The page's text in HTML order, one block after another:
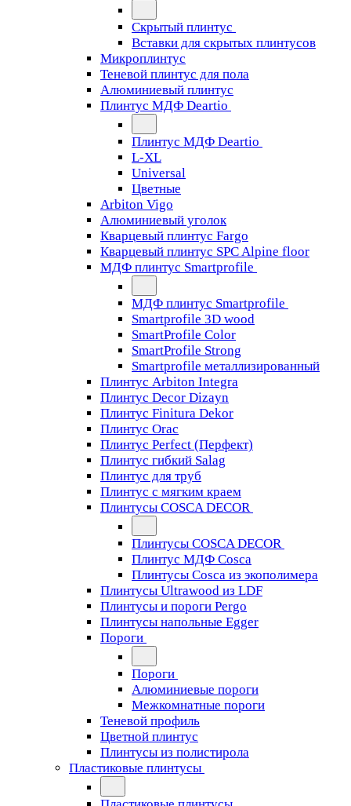
Скрытый плинтус
Вставки для скрытых плинтусов
Микроплинтус
Теневой плинтус для пола
Алюминиевый плинтус
Плинтус МДФ Deartio
Плинтус МДФ Deartio
L-XL
Universal
Цветные
Arbiton Vigo
Алюминиевый уголок
Кварцевый плинтус Fargo
Кварцевый плинтус SPC Alpine floor
МДФ плинтус Smartprofile
МДФ плинтус Smartprofile
Smartprofile 3D wood
SmartProfile Color
SmartProfile Strong
Smartprofile металлизированный
Плинтус Arbiton Integra
Плинтус Decor Dizayn
Плинтус Finitura Dekor
Плинтус Orac
Плинтус Perfect (Перфект)
Плинтус гибкий Salag
Плинтус для труб
Плинтус с мягким краем
Плинтусы COSCA DECOR
Плинтусы COSCA DECOR
Плинтус МДФ Cosca
Плинтусы Cosca из экополимера
Плинтусы Ultrawood из LDF
Плинтусы и пороги Pergo
Плинтусы напольные Egger
Пороги
Пороги
Алюминиевые пороги
Межкомнатные пороги
Теневой профиль
Цветной плинтус
Плинтусы из полистирола
Пластиковые плинтусы